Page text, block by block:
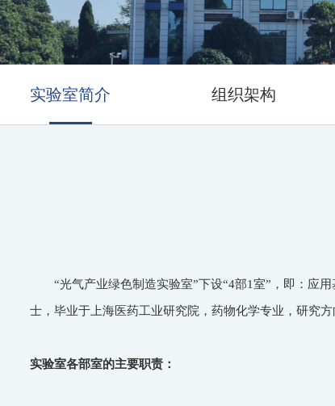
实验室简介 组织架构
“光气产业绿色制造实验室”下设“4部1室”，即：应
士，毕业于上海医药工业研究院，药物化学专业，研究
实验室各部室的主要职责：